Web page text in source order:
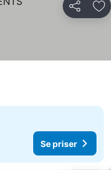
Dela
Se priser